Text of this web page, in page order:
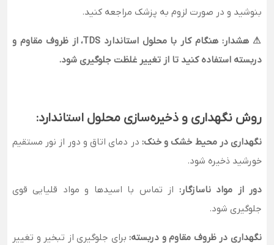
بنوشید و در صورت لزوم به پزشک مراجعه کنید.
⚠ هشدار: هنگام کار با محلول استاندارد TDS، از ظروف مقاوم و
دربسته استفاده کنید تا از تغییر غلظت جلوگیری شود.
روش نگهداری و ذخیره‌سازی محلول استاندارد:
نگهداری در محیط خشک و خنک: در دمای اتاق و دور از نور مستقیم
خورشید ذخیره شود.
دور از مواد ناسازگار: از تماس با اسیدها و مواد قلیایی قوی
جلوگیری شود.
نگهداری در ظروف مقاوم و دربسته:برای جلوگیری از تبخیر و تغییر